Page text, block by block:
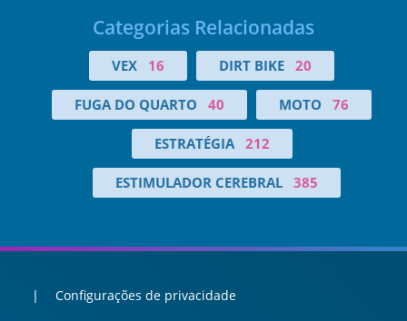
Categorias Relacionadas
VEX 16 DIRT BIKE 20
FUGA DO QUARTO 40 MOTO 76
ESTRATÉGIA 212
ESTIMULADOR CEREBRAL 385
Configurações de privacidade